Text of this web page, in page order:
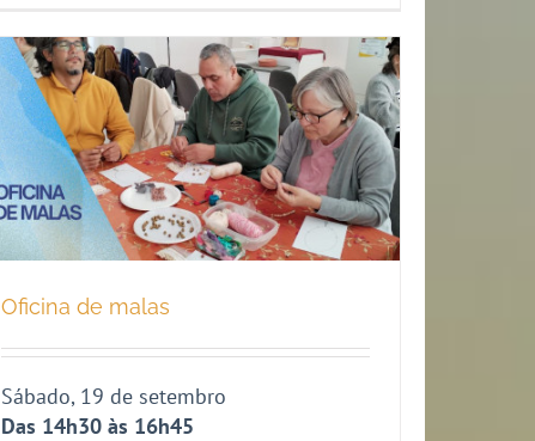
Oficina de malas
Sábado, 19 de setembro
Das 14h30 às 16h45